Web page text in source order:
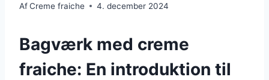
AfCreme fraiche 4. december 2024
Bagværk med creme
fraiche: En introduktion til